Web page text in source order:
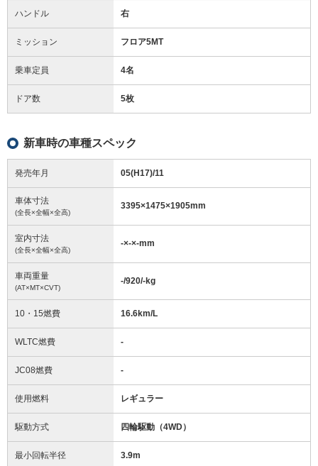
ハンドル 右
ミッション フロア5MT
乗車定員 4名
ドア数 5枚
新車時の車種スペック
発売年月 05(H17)/11
車体寸法
(全長×全幅×全高)
3395×1475×1905mm
室内寸法
(全長×全幅×全高)
-×-×-mm
車両重量
(AT×MT×CVT)
-/920/-kg
10・15燃費 16.6km/L
WLTC燃費 -
JC08燃費 -
使用燃料 レギュラー
駆動方式 四輪駆動（4WD）
最小回転半径 3.9m